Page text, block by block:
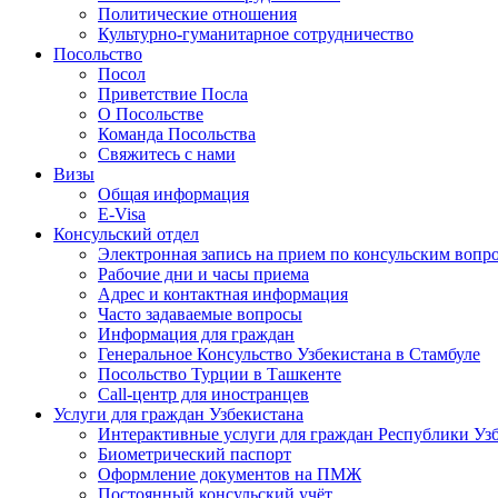
Политические отношения
Культурно-гуманитарное сотрудничество
Посольство
Посол
Приветствие Посла
О Посольстве
Команда Посольства
Свяжитесь с нами
Визы
Общая информация
E-Visa
Консульский отдел
Электронная запись на прием по консульским
Рабочие дни и часы приема
Адрес и контактная информация
Часто задаваемые вопросы
Информация для граждан
Генеральное Консульство Узбекистана в Стамбуле
Посольство Турции в Ташкенте
Call-центр для иностранцев
Услуги для граждан Узбекистана
Интерактивные услуги для граждан Республики
Биометрический паспорт
Оформление документов на ПМЖ
Постоянный консульский учёт